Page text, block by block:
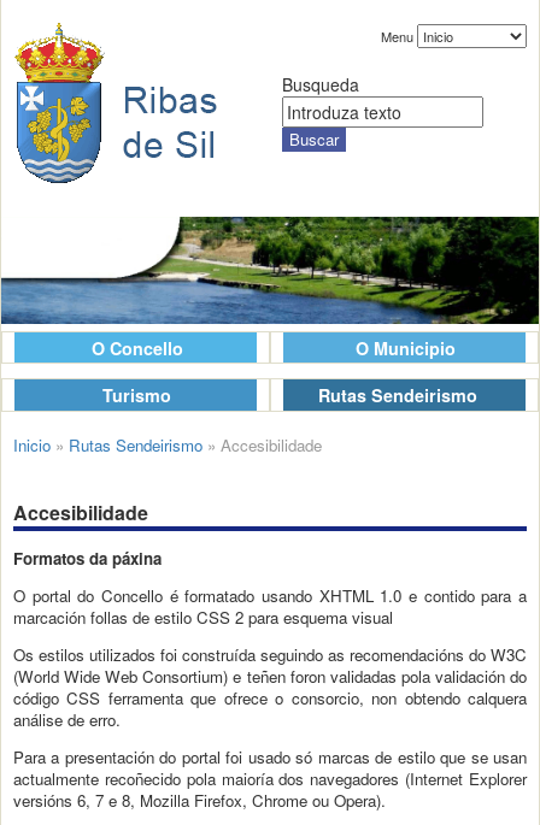
Menu
Busqueda
O Concello
O Municipio
Turismo
Rutas Sendeirismo
Inicio » Rutas Sendeirismo » Accesibilidade
Accesibilidade
Formatos da páxina
O portal do Concello é formatado usando XHTML 1.0 e contido para a
marcación follas de estilo CSS 2 para esquema visual
Os estilos utilizados foi construída seguindo as recomendacións do W3C
(World Wide Web Consortium) e teñen foron validadas pola validación do
código CSS ferramenta que ofrece o consorcio, non obtendo calquera
análise de erro.
Para a presentación do portal foi usado só marcas de estilo que se usan
actualmente recoñecido pola maioría dos navegadores (Internet Explorer
versións 6, 7 e 8, Mozilla Firefox, Chrome ou Opera).